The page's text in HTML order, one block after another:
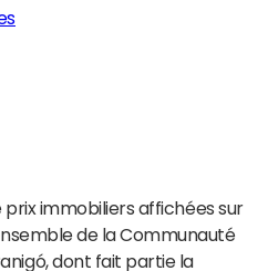
prix immobiliers affichées sur
de la Communauté
dont fait partie la